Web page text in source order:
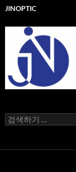
JINOPTIC
검
색